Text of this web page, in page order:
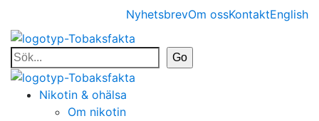
NyhetsbrevOm ossKontaktEnglish
Nikotin & ohälsa
Om nikotin